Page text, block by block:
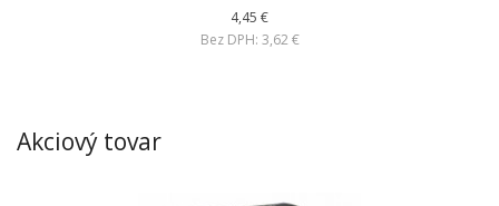
4,45 €
Bez DPH: 3,62 €
Akciový tovar